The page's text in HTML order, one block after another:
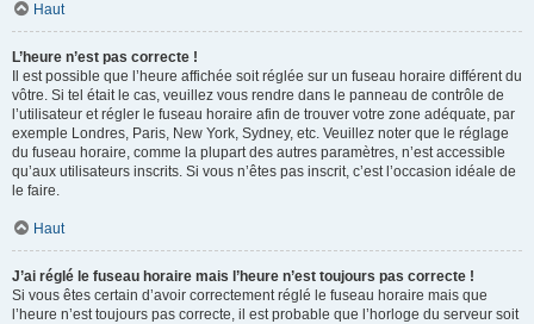
Haut
L’heure n’est pas correcte !
Il est possible que l’heure affichée soit réglée sur un fuseau horaire différent du
vôtre. Si tel était le cas, veuillez vous rendre dans le panneau de contrôle de
l’utilisateur et régler le fuseau horaire afin de trouver votre zone adéquate, par
exemple Londres, Paris, New York, Sydney, etc. Veuillez noter que le réglage
du fuseau horaire, comme la plupart des autres paramètres, n’est accessible
qu’aux utilisateurs inscrits. Si vous n’êtes pas inscrit, c’est l’occasion idéale de
le faire.
Haut
J’ai réglé le fuseau horaire mais l’heure n’est toujours pas correcte !
Si vous êtes certain d’avoir correctement réglé le fuseau horaire mais que
l’heure n’est toujours pas correcte, il est probable que l’horloge du serveur soit